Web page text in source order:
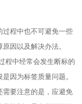
程中也不可避免一些
因以及解决办法。
中经常会发生断标的
因为标签质量问题。
需要注意的是，应避免